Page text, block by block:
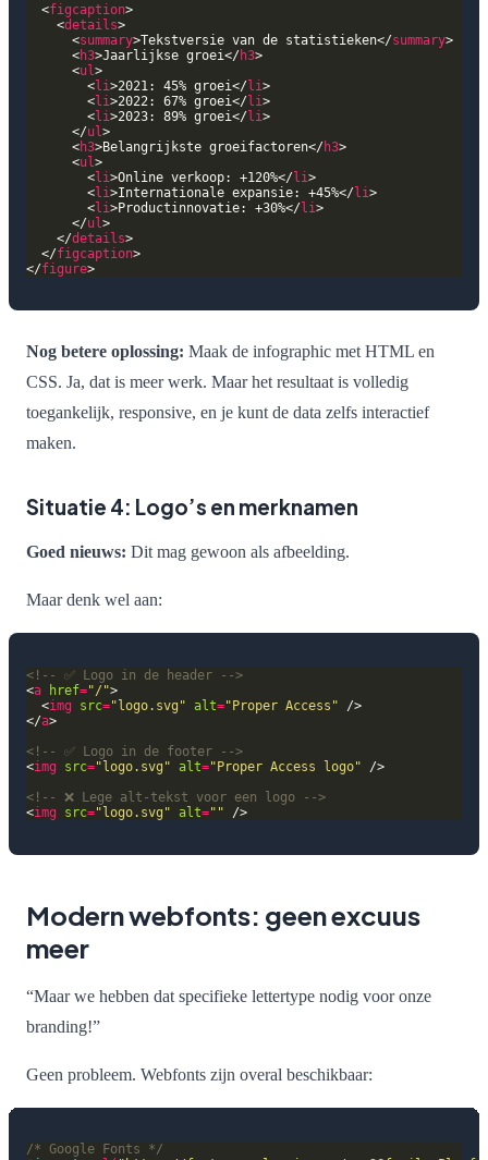
  <
figcaption
    <
details
      <
summary>Tekstversie van de statistieken</summary
      <
h3>Jaarlijkse groei</h3
      <
ul
        <
li>2021: 45% groei</li
        <
li>2022: 67% groei</li
        <
li>2023: 89% groei</li
      </
ul
      <
h3>Belangrijkste groeifactoren</h3
      <
ul
        <
li>Online verkoop: +120%</li
        <
li>Internationale expansie: +45%</li
        <
li>Productinnovatie: +30%</li
      </
ul
    </
details
  </
figcaption
</figure
Nog betere oplossing: Maak de infographic met HTML en
CSS. Ja, dat is meer werk. Maar het resultaat is volledig
toegankelijk, responsive, en je kunt de data zelfs interactief
maken.
Situatie 4: Logo’s en merknamen
Goed nieuws: Dit mag gewoon als afbeelding.
Maar denk wel aan:
<!-- ✅ Logo in de header -->
<a href="/"
  <
img src="logo.svg" alt="Proper Access"
</a
<!-- ✅ Logo in de footer -->
<img src="logo.svg" alt="Proper Access logo"
<!-- ❌ Lege alt-tekst voor een logo -->
<img src="logo.svg" alt=""
Modern webfonts: geen excuus
meer
“Maar we hebben dat specifieke lettertype nodig voor onze
branding!”
Geen probleem. Webfonts zijn overal beschikbaar:
/* Google Fonts */